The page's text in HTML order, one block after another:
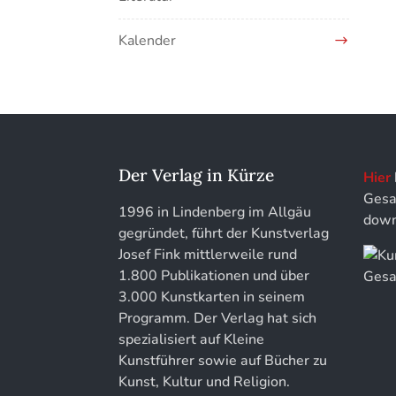
Kunstführer H
Kunstführer K
Kunstführer M
Kunstführer NO
Kunstführer PQ
Kunstführer R
Kunstführer S
löhe:porträts
Jahresschriften der DGC
Deutsche Gesellschaft für
Chronometrie
Jahrbuch der Stiftung Thüringer
Schlösser und Gärten
Kalender
Der Verlag in Kürze
1996 in Lindenberg im Allgäu
gegründet, führt der Kunstverlag
Josef Fink mittlerweile rund
1.800 Publikationen und über
3.000 Kunstkarten in seinem
Programm. Der Verlag hat sich
spezialisiert auf Kleine
Kunstführer sowie auf Bücher zu
Kunst, Kultur und Religion.
Hier